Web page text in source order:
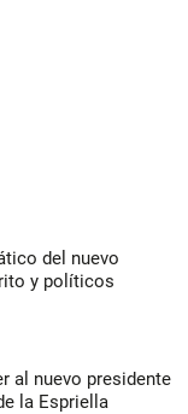
del nuevo
y políticos
al nuevo presidente
la Espriella